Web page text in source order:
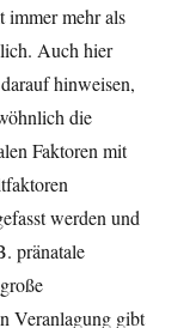
immer mehr als
Auch hier
hinweisen,
die
Faktoren mit
werden und
pränatale
Veranlagung gibt